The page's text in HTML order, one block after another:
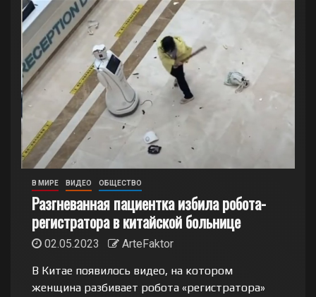
В МИРЕ ВИДЕО ОБЩЕСТВО
Разгневанная пациентка избила робота-
регистратора в китайской больнице
02.05.2023
ArteFaktor
В Китае появилось видео, на котором
женщина разбивает робота «регистратора»